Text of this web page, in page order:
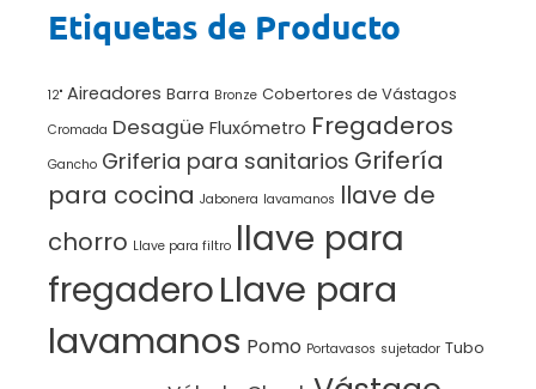
Etiquetas de Producto
12" Aireadores Barra Bronze Cobertores de Vástagos
Cromada Desagüe Fluxómetro Fregaderos
Gancho Griferia para sanitarios Grifería
para cocina Jabonera lavamanos llave de
chorro Llave para filtro llave para
fregaderoLlave para
lavamanos Pomo Portavasos sujetador Tubo